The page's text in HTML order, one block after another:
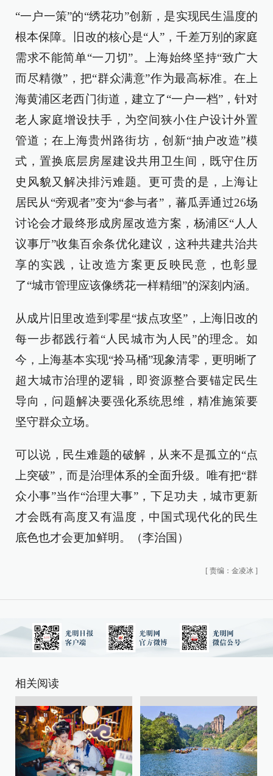
“一户一策”的“绣花功”创新，是实现民生温度的
根本保障。旧改的核心是“人”，千差万别的家庭
需求不能简单“一刀切”。上海始终坚持“致广大
而尽精微”，把“群众满意”作为最高标准。在上
海黄浦区老西门街道，建立了“一户一档”，针对
老人家庭增设扶手，为空间狭小住户设计外置
管道；在上海贵州路街坊，创新“抽户改造”模
式，置换底层房屋建设共用卫生间，既守住历
史风貌又解决排污难题。更可贵的是，上海让
居民从“旁观者”变为“参与者”，蕃瓜弄通过26场
讨论会才最终形成房屋改造方案，杨浦区“人人
议事厅”收集百余条优化建议，这种共建共治共
享的实践，让改造方案更反映民意，也彰显
了“城市管理应该像绣花一样精细”的深刻内涵。
从成片旧里改造到零星“拔点攻坚”，上海旧改的
每一步都践行着“人民城市为人民”的理念。如
今，上海基本实现“拎马桶”现象清零，更明晰了
超大城市治理的逻辑，即资源整合要锚定民生
导向，问题解决要强化系统思维，精准施策要
坚守群众立场。
可以说，民生难题的破解，从来不是孤立的“点
上突破”，而是治理体系的全面升级。唯有把“群
众小事”当作“治理大事”，下足功夫，城市更新
才会既有高度又有温度，中国式现代化的民生
底色也才会更加鲜明。（李治国）
[ 责编：金凌冰 ]
相关阅读